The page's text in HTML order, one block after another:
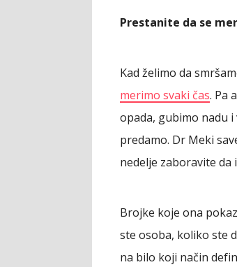
Prestanite da se
Kad želimo da
merimo svaki čas. Pa
opada, gubimo nadu
predamo. Dr Meki
nedelje zaboravite da
Brojke koje ona
ste osoba, koliko ste
na bilo koji način